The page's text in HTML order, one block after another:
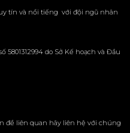
uy tín và nổi tiếng với đội ngũ nhân
do Sở Kế hoạch và Đầu
đề liên quan hãy liên hệ với chúng